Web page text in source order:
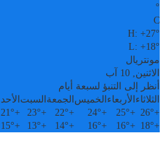
°
C
H:+27°
L:+18°
مونتريال
الاثنين, 10 آب
أنظر إلى التنبؤ لسبعة أيام
الثلاثاء الأربعاء الخميس الجمعة السبت الأحد
+
26°
+
25°
+
24°
+
22°
+
23°
+
21°
+
18°
+
16°
+
16°
+
14°
+
13°
+
15°